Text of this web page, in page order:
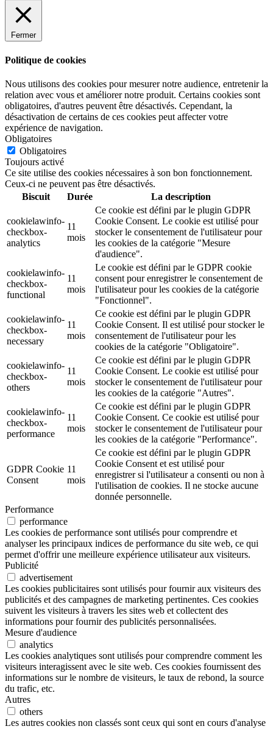
Fermer
Politique de cookies
Nous utilisons des cookies pour mesurer notre audience, entretenir la
relation avec vous et améliorer notre produit. Certains cookies sont
obligatoires, d'autres peuvent être désactivés. Cependant, la
désactivation de certains de ces cookies peut affecter votre
expérience de navigation.
Obligatoires
Obligatoires
Toujours activé
Ce site utilise des cookies nécessaires à son bon fonctionnement.
Ceux-ci ne peuvent pas être désactivés.
Biscuit
Durée La description
cookielawinfo-
checkbox-
analytics
11
mois
Ce cookie est défini par le plugin GDPR
Cookie Consent. Le cookie est utilisé pour
stocker le consentement de l'utilisateur pour
les cookies de la catégorie "Mesure
d'audience".
cookielawinfo-
checkbox-
functional
11
mois
Le cookie est défini par le GDPR cookie
consent pour enregistrer le consentement de
l'utilisateur pour les cookies de la catégorie
"Fonctionnel".
cookielawinfo-
checkbox-
necessary
11
mois
Ce cookie est défini par le plugin GDPR
Cookie Consent. Il est utilisé pour stocker le
consentement de l'utilisateur pour les
cookies de la catégorie "Obligatoire".
cookielawinfo-
checkbox-
others
11
mois
Ce cookie est défini par le plugin GDPR
Cookie Consent. Le cookie est utilisé pour
stocker le consentement de l'utilisateur pour
les cookies de la catégorie "Autres".
cookielawinfo-
checkbox-
performance
11
mois
Ce cookie est défini par le plugin GDPR
Cookie Consent. Ce cookie est utilisé pour
stocker le consentement de l'utilisateur pour
les cookies de la catégorie "Performance".
GDPR Cookie
Consent
11
mois
Ce cookie est défini par le plugin GDPR
Cookie Consent et est utilisé pour
enregistrer si l'utilisateur a consenti ou non à
l'utilisation de cookies. Il ne stocke aucune
donnée personnelle.
Performance
performance
Les cookies de performance sont utilisés pour comprendre et
analyser les principaux indices de performance du site web, ce qui
permet d'offrir une meilleure expérience utilisateur aux visiteurs.
Publicité
advertisement
Les cookies publicitaires sont utilisés pour fournir aux visiteurs des
publicités et des campagnes de marketing pertinentes. Ces cookies
suivent les visiteurs à travers les sites web et collectent des
informations pour fournir des publicités personnalisées.
Mesure d'audience
analytics
Les cookies analytiques sont utilisés pour comprendre comment les
visiteurs interagissent avec le site web. Ces cookies fournissent des
informations sur le nombre de visiteurs, le taux de rebond, la source
du trafic, etc.
Autres
others
Les autres cookies non classés sont ceux qui sont en cours d'analyse